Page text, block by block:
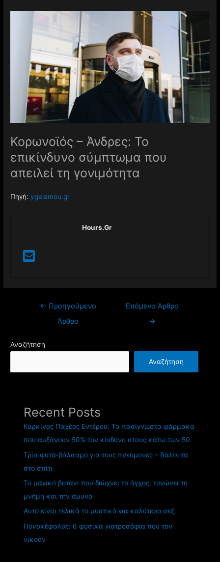
Κορωνοϊός – Άνδρες: Το
επικίνδυνο σύμπτωμα που
απειλεί τη γονιμότητα
Πηγή:ygeiamou.gr
Hours.gr
← Προηγούμενο
Άρθρο
Επόμενο Άρθρο
→
Αναζήτηση
Αναζήτηση
Recent Posts
Καρκίνος Παχέος Εντέρου: Τα πασίγνωστα φάρμακα
που αυξάνουν 50% τον κίνδυνο στους κάτω των 50
Τρία φυτά-βάλσαμο για τους πνεύμονες – Βάλτε τα
στο σπίτι
Το μαγικό βοτάνι που διώχνει το άγχος, τονώνει τη
μνήμη και την άμυνα
Αυτό είναι τελικά το μυστικό για καλύτερο σεξ
Πονοκέφαλος: 6 φυσικά γιατροσόφια που τον
νικούν